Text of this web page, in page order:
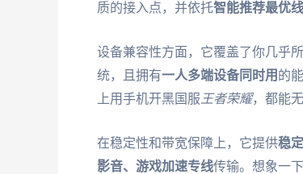
质的接入点，并依托智能推荐最优
设备兼容性方面，它覆盖了你几乎
统，且拥有一人多端设备同时用 的
上用手机开黑国服 王者荣耀，都能
在稳定性和带宽保障上，它提供稳
影音、游戏加速专线传输。想象一